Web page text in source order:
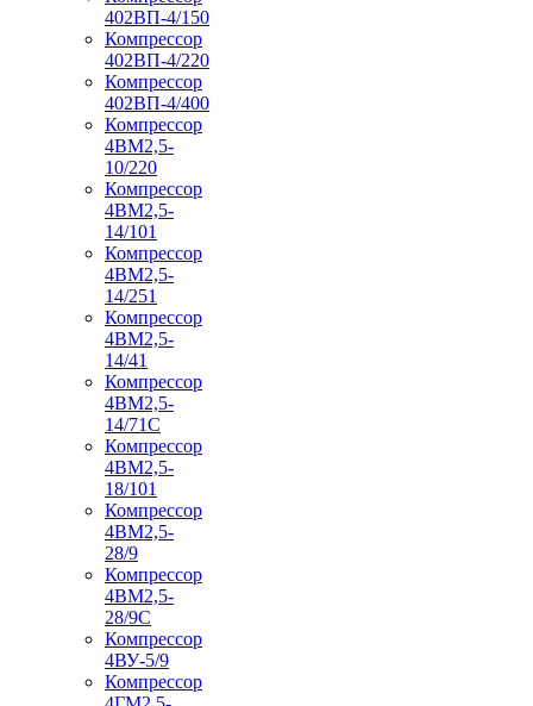
402ВП-4/150
Компрессор
402ВП-4/220
Компрессор
402ВП-4/400
Компрессор
4ВМ2,5-
10/220
Компрессор
4ВМ2,5-
14/101
Компрессор
4ВМ2,5-
14/251
Компрессор
4ВМ2,5-
14/41
Компрессор
4ВМ2,5-
14/71C
Компрессор
4ВМ2,5-
18/101
Компрессор
4ВМ2,5-
28/9
Компрессор
4ВМ2,5-
28/9С
Компрессор
4ВУ-5/9
Компрессор